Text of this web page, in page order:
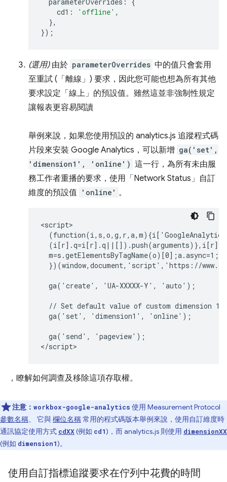
cd1 : 'offline' ,
},
});
(選用)由於 parameterOverrides 中的值只會套用
至重試 (「離線」) 要求，因此您可能也想為所有其他
要求設定「線上」的預設值。雖然這並非強制性規定
讓報表更容易閱讀
舉例來說，如果您使用預設的 analytics.js 追蹤程式碼
片段來安裝 Google Analytics，可以新增 ga('set',
'dimension1', 'online') 這一行，為所有未由服
務工作者重播的要求，使用「Network Status」自訂
維度的預設值 'online' 。
<script>
})(window,document,'script','https://
  ga('create', 'UA-XXXXX-Y', 'auto');
// Set default value of custom dimension 1
  ga('set', 'dimension1', 'online');
  ga('send', 'pageview');
，瞭解如何調查及移除這項存取權。
注意： workbox-google-analytics 使用 Measurement Protocol
參數名稱、 它與欄位名稱常用的程式碼版本舉例來說，使用自訂維度時
通訊協定使用方式 cdXX(例如 cd1)，而 analytics.js 則使用 dimensionXX
(例如 dimension1)。
使用自訂指標追蹤要求在佇列中花費的時間